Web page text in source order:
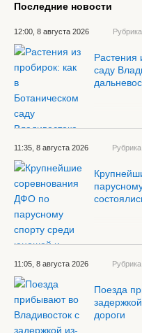
Последние новости
12:00, 8 августа 2026
Растения
саду
11:35, 8 августа 2026 Рубрика:
11:05, 8 августа 2026 Рубрика:
Поезда
дороги